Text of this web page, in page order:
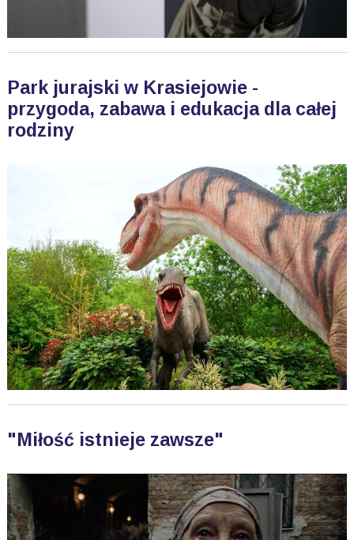
Park jurajski w Krasiejowie -
przygoda, zabawa i edukacja dla całej
rodziny
"Miłość istnieje zawsze"